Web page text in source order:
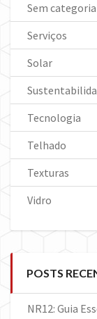
Sem categoria
Serviços
Solar
Tecnologia
Telhado
Texturas
Vidro
POSTS
NR12: Guia